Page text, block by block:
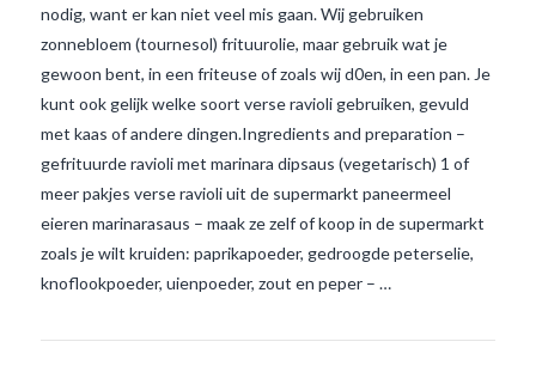
VIEW POST
nodig, want er kan niet veel mis gaan. Wij gebruiken
zonnebloem (tournesol) frituurolie, maar gebruik wat je
gewoon bent, in een friteuse of zoals wij d0en, in een pan. Je
kunt ook gelijk welke soort verse ravioli gebruiken, gevuld
met kaas of andere dingen.Ingredients and preparation –
gefrituurde ravioli met marinara dipsaus (vegetarisch) 1 of
meer pakjes verse ravioli uit de supermarkt paneermeel
eieren marinarasaus – maak ze zelf of koop in de supermarkt
zoals je wilt kruiden: paprikapoeder, gedroogde peterselie,
knoflookpoeder, uienpoeder, zout en peper – …